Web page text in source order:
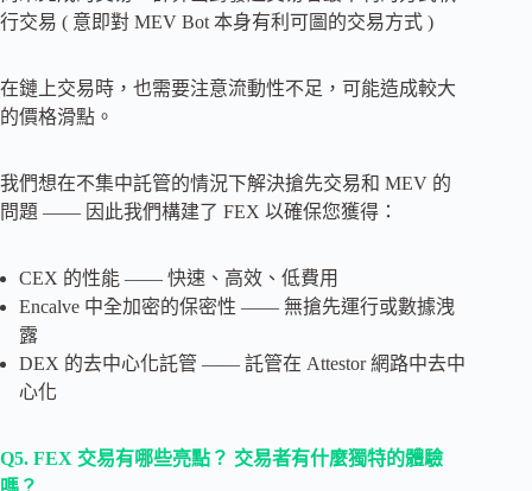
行交易 ( 意即對 MEV Bot 本身有利可圖的交易方式 )
在鏈上交易時，也需要注意流動性不足，可能造成較大
的價格滑點。
我們想在不集中託管的情況下解決搶先交易和 MEV 的
問題 —— 因此我們構建了 FEX 以確保您獲得：
CEX 的性能 —— 快速、高效、低費用
Encalve 中全加密的保密性 —— 無搶先運行或數據洩
露
DEX 的去中心化託管 —— 託管在 Attestor 網路中去中
心化
Q5. FEX 交易有哪些亮點？ 交易者有什麼獨特的體驗
嗎？